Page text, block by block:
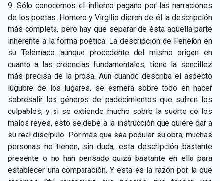
9. Sólo conocemos el infierno pagano por las narraciones
de los poetas. Homero y Virgilio dieron de él la descripción
más completa, pero hay que separar de ésta aquella parte
inherente a la forma poética. La descripción de Fenelón en
su Telémaco, aunque procedente del mismo origen en
cuanto a las creencias fundamentales, tiene la sencillez
más precisa de la prosa. Aun cuando describa el aspecto
lúgubre de los lugares, se esmera sobre todo en hacer
sobresalir los géneros de padecimientos que sufren los
culpables, y si se extiende mucho sobre la suerte de los
malos reyes, esto se debe a la instrucción que quiere dar a
su real discípulo. Por más que sea popular su obra, muchas
personas no tienen, sin duda, esta descripción bastante
presente o no han pensado quizá bastante en ella para
establecer una comparación. Y esta es la razón por la que